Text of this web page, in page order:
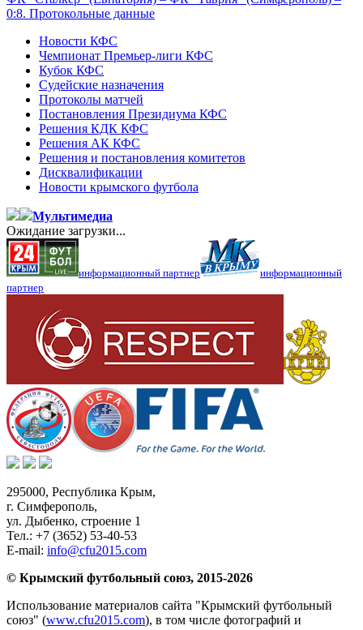
0:8. Протокольные данные
Новости КФС
Чемпионат Премьер-лиги КФС
Кубок КФС
Судейские назначения
Протоколы матчей
Постановления Президиума КФС
Решения КДК КФС
Решения АК КФС
Решения и постановления комитетов
Дисквалификации
Новости крымского футбола
Мультимедиа
Ожидание загрузки...
информационный партнер
информационный
партнер
295000, Республика Крым,
г. Симферополь,
ул. Дыбенко, строение 1
Тел.: +7 (3652) 53-40-53
E-mail: info@cfu2015.com
© Крымский футбольный союз, 2015-2026
Использование материалов сайта "Крымский футбольный
союз" (www.cfu2015.com), в том числе фотографий и